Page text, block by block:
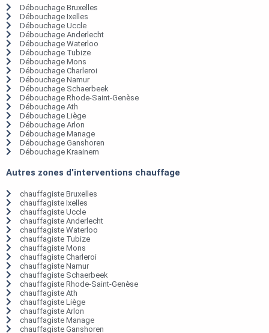
Débouchage Bruxelles
Débouchage Ixelles
Débouchage Uccle
Débouchage Anderlecht
Débouchage Waterloo
Débouchage Tubize
Débouchage Mons
Débouchage Charleroi
Débouchage Namur
Débouchage Schaerbeek
Débouchage Rhode-Saint-Genèse
Débouchage Ath
Débouchage Liège
Débouchage Arlon
Débouchage Manage
Débouchage Ganshoren
Débouchage Kraainem
Autres zones d'interventions chauffage
chauffagiste Bruxelles
chauffagiste Ixelles
chauffagiste Uccle
chauffagiste Anderlecht
chauffagiste Waterloo
chauffagiste Tubize
chauffagiste Mons
chauffagiste Charleroi
chauffagiste Namur
chauffagiste Schaerbeek
chauffagiste Rhode-Saint-Genèse
chauffagiste Ath
chauffagiste Liège
chauffagiste Arlon
chauffagiste Manage
chauffagiste Ganshoren